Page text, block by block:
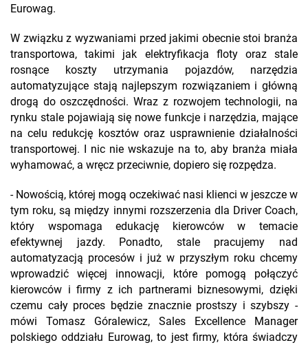
Eurowag.
W związku z wyzwaniami przed jakimi obecnie stoi branża
transportowa, takimi jak elektryfikacja floty oraz stale
rosnące koszty utrzymania pojazdów, narzędzia
automatyzujące stają najlepszym rozwiązaniem i główną
drogą do oszczędności. Wraz z rozwojem technologii, na
rynku stale pojawiają się nowe funkcje i narzędzia, mające
na celu redukcję kosztów oraz usprawnienie działalności
transportowej. I nic nie wskazuje na to, aby branża miała
wyhamować, a wręcz przeciwnie, dopiero się rozpędza.
- Nowością, której mogą oczekiwać nasi klienci w jeszcze w
tym roku, są między innymi rozszerzenia dla Driver Coach,
który wspomaga edukację kierowców w temacie
efektywnej jazdy. Ponadto, stale pracujemy nad
automatyzacją procesów i już w przyszłym roku chcemy
wprowadzić więcej innowacji, które pomogą połączyć
kierowców i firmy z ich partnerami biznesowymi, dzięki
czemu cały proces będzie znacznie prostszy i szybszy -
mówi Tomasz Góralewicz, Sales Excellence Manager
polskiego oddziału Eurowag, to jest firmy, która świadczy